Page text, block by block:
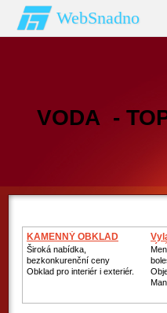
WebSnadno
VODA -
KAMENNÝ OBKLAD
Široká nabídka,
bezkonkurenční ceny
Obklad pro interiér i exteriér.